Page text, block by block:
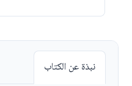
نبذة عن الكتاب